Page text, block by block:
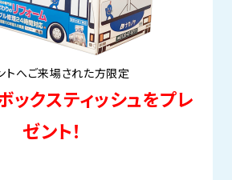
トへご来場された方限定
ックスティッシュをプレ
ゼント！